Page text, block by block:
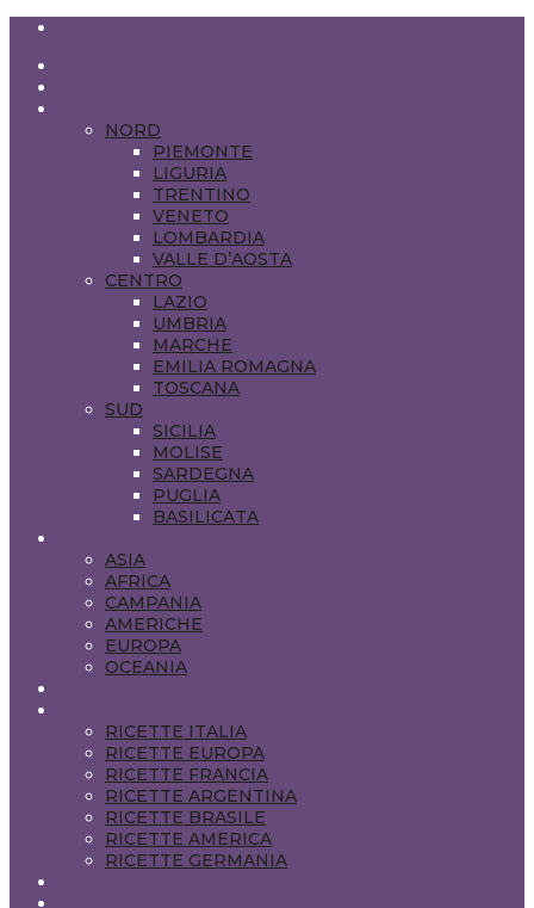
NORD
PIEMONTE
LIGURIA
TRENTINO
VENETO
LOMBARDIA
VALLE D’AOSTA
CENTRO
LAZIO
UMBRIA
MARCHE
EMILIA ROMAGNA
TOSCANA
SUD
SICILIA
MOLISE
SARDEGNA
PUGLIA
BASILICATA
ASIA
AFRICA
CAMPANIA
AMERICHE
EUROPA
OCEANIA
RICETTE ITALIA
RICETTE EUROPA
RICETTE FRANCIA
RICETTE ARGENTINA
RICETTE BRASILE
RICETTE AMERICA
RICETTE GERMANIA